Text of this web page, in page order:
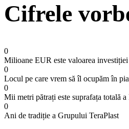
Cifrele
0
Milioane EUR este valoarea
0
Locul pe care vrem să îl ocupăm în
0
Mii metri pătrați este suprafața totală
0
Ani de tradiție a Grupului TeraPlast